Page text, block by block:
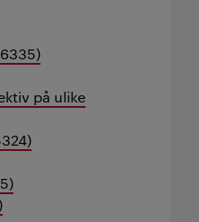
på ulike